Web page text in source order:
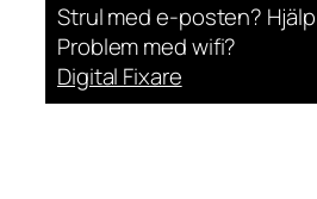
Strul med e-posten?
Problem med wifi?
Digital Fixare